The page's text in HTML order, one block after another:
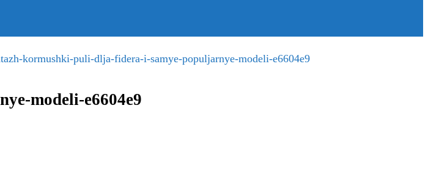
kormushki-puli-dlja-fidera-i-samye-populjarnye-modeli-e6604e9
modeli-e6604e9